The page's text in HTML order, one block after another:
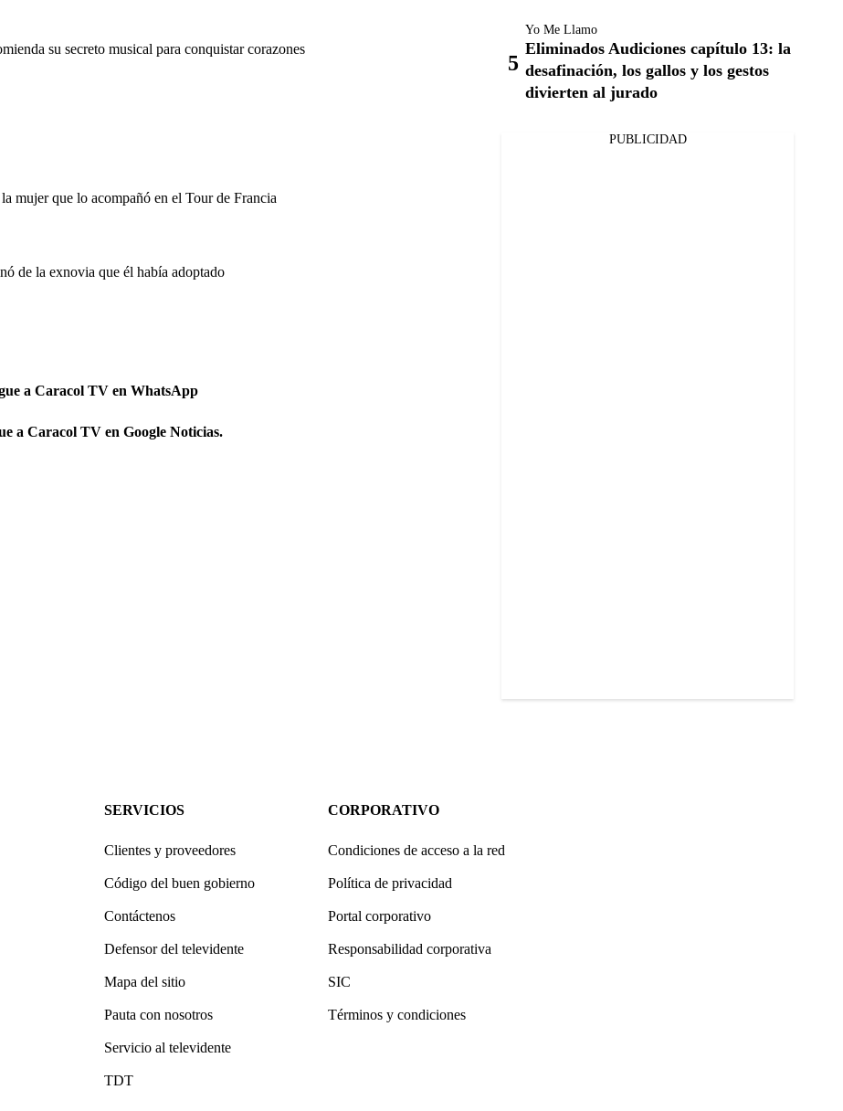
su secreto musical para conquistar corazones
mujer que lo acompañó en el Tour de Francia
de la exnovia que él había adoptado
a Caracol TV en WhatsApp
a Caracol TV en Google Noticias.
Yo Me Llamo
Eliminados Audiciones capítulo 13: la
desafinación, los gallos y los gestos
divierten al jurado
PUBLICIDAD
SERVICIOS
Clientes y proveedores
Código del buen gobierno
Contáctenos
Defensor del televidente
Mapa del sitio
Pauta con nosotros
Servicio al televidente
TDT
CORPORATIVO
Condiciones de acceso a la red
Política de privacidad
Portal corporativo
Responsabilidad corporativa
SIC
Términos y condiciones